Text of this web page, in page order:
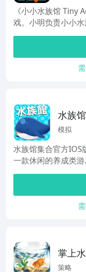
《小小水族馆 Tiny
戏。小明负责小小
水族
模拟
水族馆集合官方
一款休闲的养成类游
掌上
策略